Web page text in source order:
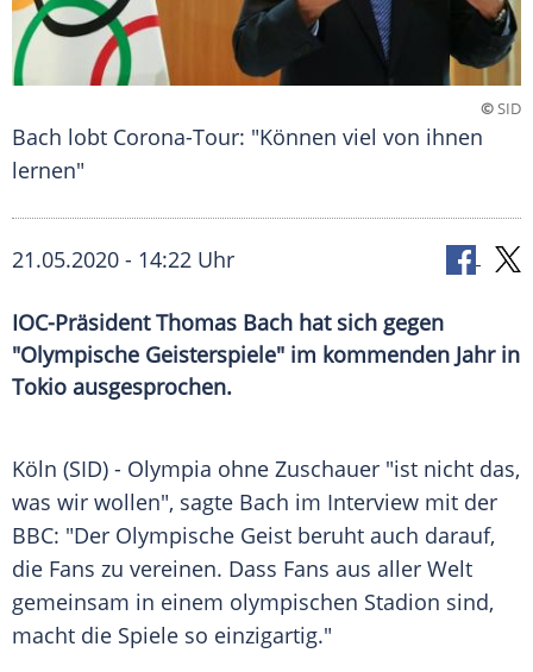
©SID
Bach lobt Corona-Tour: "Können viel von ihnen
lernen"
21.05.2020 - 14:22 Uhr
IOC-Präsident Thomas Bach hat sich gegen
"Olympische Geisterspiele" im kommenden Jahr in
Tokio ausgesprochen.
Köln (SID) - Olympia ohne Zuschauer "ist nicht das,
was wir wollen", sagte Bach im Interview mit der
BBC: "Der Olympische Geist beruht auch darauf,
die Fans zu vereinen. Dass Fans aus aller Welt
gemeinsam in einem olympischen Stadion sind,
macht die Spiele so einzigartig."